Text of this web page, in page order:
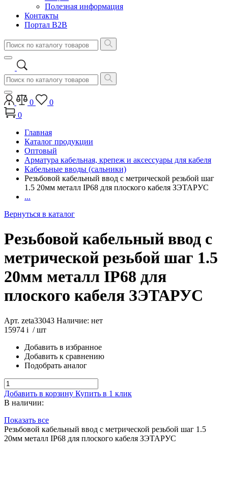
Полезная информация
Контакты
Портал B2B
0
0
0
Главная
Каталог продукции
Оптовый
Арматура кабельная, крепеж и аксессуары для кабеля
Кабельные вводы (сальники)
Резьбовой кабельный ввод с метрической резьбой шаг
1.5 20мм металл IP68 для плоского кабеля ЗЭТАРУС
...
Вернуться в каталог
Резьбовой кабельный ввод с
метрической резьбой шаг 1.5
20мм металл IP68 для
плоского кабеля ЗЭТАРУС
Арт. zeta33043 Наличие: нет
15974 i / шт
Добавить в избранное
Добавить к сравнению
Подобрать аналог
Добавить в корзину Купить в 1 клик
В наличии:
Показать все
Резьбовой кабельный ввод с метрической резьбой шаг 1.5
20мм металл IP68 для плоского кабеля ЗЭТАРУС